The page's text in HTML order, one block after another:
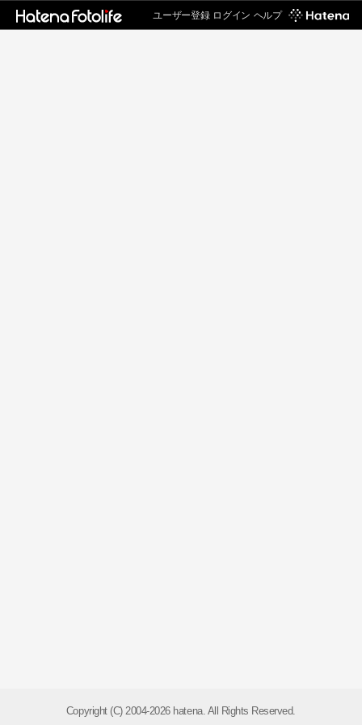
ユーザー登録 ログイン ヘルプ
Copyright (C) 2004-2026 hatena. All Rights Reserved.